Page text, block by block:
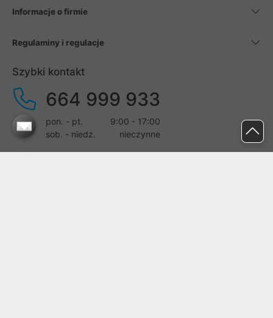
Informacje o firmie
Regulaminy i regulacje
Szybki kontakt
664 999 933
pon. - pt.
9:00 - 17:00
sob. - niedz.
nieczynne